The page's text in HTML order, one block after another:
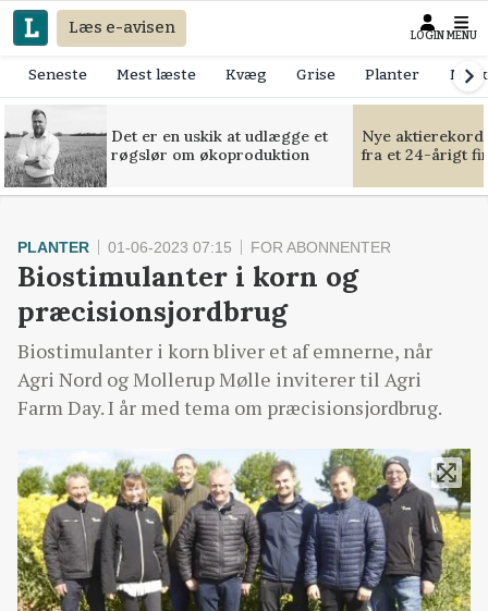
Læs e-avisen LOGIN MENU
Seneste Mest læste Kvæg Grise Planter
Det er en uskik at udlægge et
røgslør om økoproduktion
Nye
fra et 24-årigt
PLANTER 01-06-2023 07:15 FOR ABONNENTER
Biostimulanter i korn og
præcisionsjordbrug
Biostimulanter i korn bliver et af emnerne, når
Agri Nord og Mollerup Mølle inviterer til Agri
Farm Day. I år med tema om præcisionsjordbrug.